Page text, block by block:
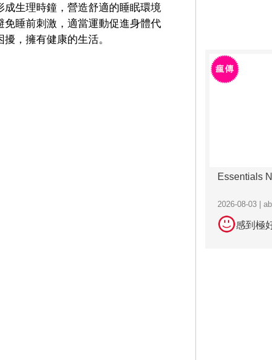
生理時鐘，營造舒適的睡眠環境
睡前刺激，適當運動促進身體代
，擁有健康的生活。
Essentials
2026-08-03 |
感到極